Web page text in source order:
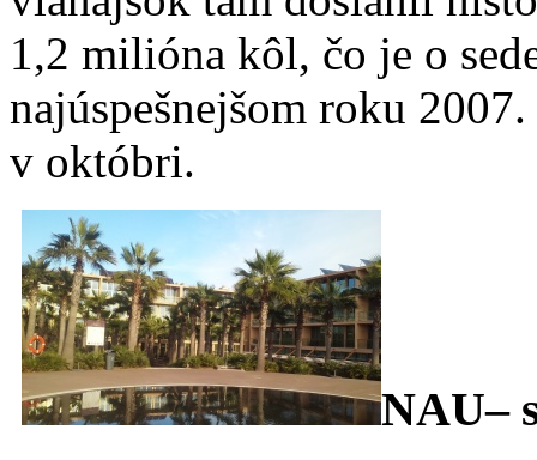
1,2 milióna kôl, čo je o
najúspešnejšom roku
v októbri.
NAU–